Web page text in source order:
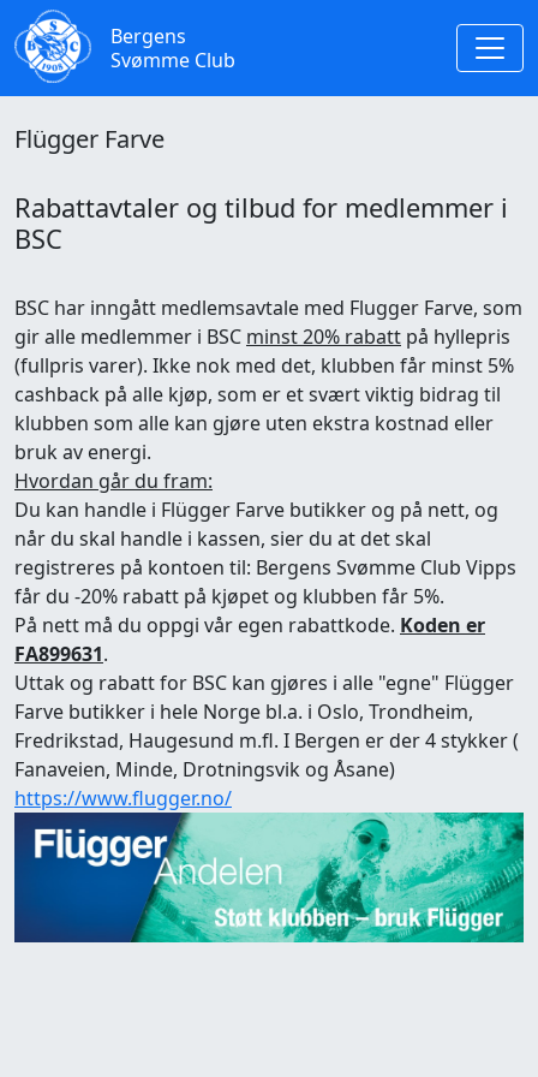
Bergens
Svømme Club
Flügger Farve
Rabattavtaler og tilbud for medlemmer i
BSC
BSC har inngått medlemsavtale med Flugger Farve, som
gir alle medlemmer i BSC minst 20% rabatt på hyllepris
(fullpris varer). Ikke nok med det, klubben får minst 5%
cashback på alle kjøp, som er et svært viktig bidrag til
klubben som alle kan gjøre uten ekstra kostnad eller
bruk av energi.
Hvordan går du fram:
Du kan handle i Flügger Farve butikker og på nett, og
når du skal handle i kassen, sier du at det skal
registreres på kontoen til: Bergens Svømme Club Vipps
får du -20% rabatt på kjøpet og klubben får 5%.
På nett må du oppgi vår egen rabattkode. Koden er
FA899631.
Uttak og rabatt for BSC kan gjøres i alle "egne" Flügger
Farve butikker i hele Norge bl.a. i Oslo, Trondheim,
Fredrikstad, Haugesund m.fl. I Bergen er der 4 stykker (
Fanaveien, Minde, Drotningsvik og Åsane)
https://www.flugger.no/